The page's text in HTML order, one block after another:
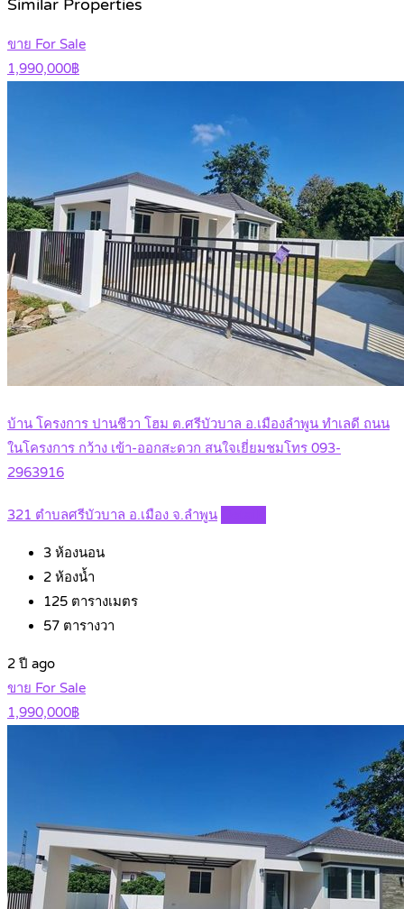
Similar Properties
ขาย For Sale
1,990,000฿
บ้าน โครงการ ปานชีวา โฮม ต.ศรีบัวบาล อ.เมืองลำพูน ทำเลดี ถนน
ในโครงการ กว้าง เข้า-ออกสะดวก สนใจเยี่ยมชมโทร 093-
2963916
321 ตำบลศรีบัวบาล อ.เมือง จ.ลำพูน
3 ห้องนอน
2 ห้องน้ำ
125 ตารางเมตร
57 ตารางวา
2 ปี ago
ขาย For Sale
1,990,000฿